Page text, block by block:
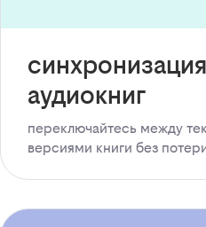
аудиокниг
переключайтесь между
версиями книги без